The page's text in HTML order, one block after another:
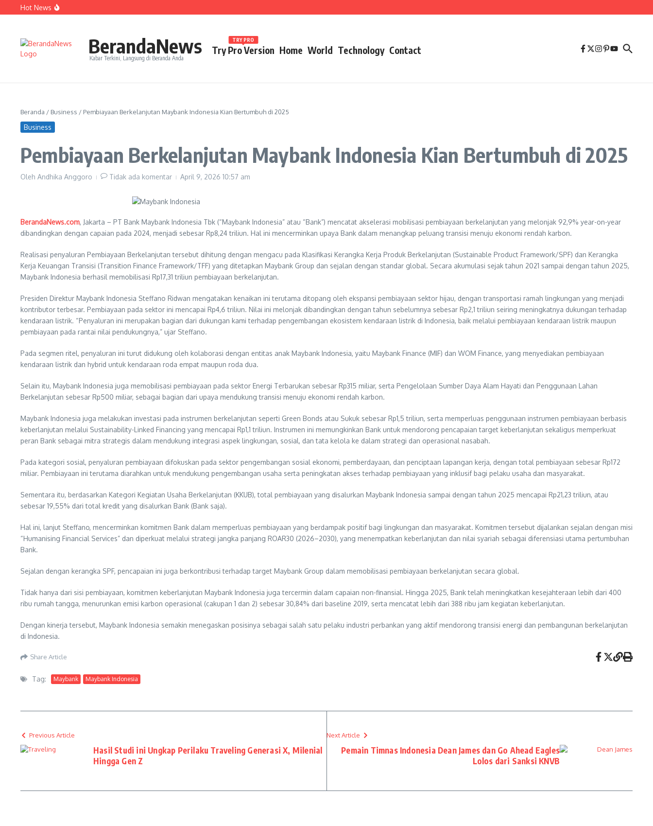
Lewati ke konten
Hot News
Janji Roberto Mancini usai Jadi Pelatih Timnas Italia
BerandaNews
Kabar Terkini, Langsung di Beranda Anda
Try Pro Version
TRY PRO
Home World Technology Contact
Beranda / Business / Pembiayaan Berkelanjutan Maybank Indonesia Kian Bertumbuh di 2025
Business
Pembiayaan Berkelanjutan Maybank Indonesia Kian Bertumbuh di 2025
Oleh Andhika Anggoro Tidak ada komentar April 9, 2026 10:57 am
BerandaNews.com, Jakarta – PT Bank Maybank Indonesia Tbk (“Maybank Indonesia” atau “Bank”) mencatat akselerasi mobilisasi pembiayaan berkelanjutan yang melonjak 92,9% year-on-year
dibandingkan dengan capaian pada 2024, menjadi sebesar Rp8,24 triliun. Hal ini mencerminkan upaya Bank dalam menangkap peluang transisi menuju ekonomi rendah karbon.
Realisasi penyaluran Pembiayaan Berkelanjutan tersebut dihitung dengan mengacu pada Klasifikasi Kerangka Kerja Produk Berkelanjutan (Sustainable Product Framework/SPF) dan Kerangka
Kerja Keuangan Transisi (Transition Finance Framework/TFF) yang ditetapkan Maybank Group dan sejalan dengan standar global. Secara akumulasi sejak tahun 2021 sampai dengan tahun 2025,
Maybank Indonesia berhasil memobilisasi Rp17,31 triliun pembiayaan berkelanjutan.
Presiden Direktur Maybank Indonesia Steffano Ridwan mengatakan kenaikan ini terutama ditopang oleh ekspansi pembiayaan sektor hijau, dengan transportasi ramah lingkungan yang menjadi
kontributor terbesar. Pembiayaan pada sektor ini mencapai Rp4,6 triliun. Nilai ini melonjak dibandingkan dengan tahun sebelumnya sebesar Rp2,1 triliun seiring meningkatnya dukungan terhadap
kendaraan listrik. “Penyaluran ini merupakan bagian dari dukungan kami terhadap pengembangan ekosistem kendaraan listrik di Indonesia, baik melalui pembiayaan kendaraan listrik maupun
pembiayaan pada rantai nilai pendukungnya,” ujar Steffano.
Pada segmen ritel, penyaluran ini turut didukung oleh kolaborasi dengan entitas anak Maybank Indonesia, yaitu Maybank Finance (MIF) dan WOM Finance, yang menyediakan pembiayaan
kendaraan listrik dan hybrid untuk kendaraan roda empat maupun roda dua.
Selain itu, Maybank Indonesia juga memobilisasi pembiayaan pada sektor Energi Terbarukan sebesar Rp315 miliar, serta Pengelolaan Sumber Daya Alam Hayati dan Penggunaan Lahan
Berkelanjutan sebesar Rp500 miliar, sebagai bagian dari upaya mendukung transisi menuju ekonomi rendah karbon.
Maybank Indonesia juga melakukan investasi pada instrumen berkelanjutan seperti Green Bonds atau Sukuk sebesar Rp1,5 triliun, serta memperluas penggunaan instrumen pembiayaan berbasis
keberlanjutan melalui Sustainability-Linked Financing yang mencapai Rp1,1 triliun. Instrumen ini memungkinkan Bank untuk mendorong pencapaian target keberlanjutan sekaligus memperkuat
peran Bank sebagai mitra strategis dalam mendukung integrasi aspek lingkungan, sosial, dan tata kelola ke dalam strategi dan operasional nasabah.
Pada kategori sosial, penyaluran pembiayaan difokuskan pada sektor pengembangan sosial ekonomi, pemberdayaan, dan penciptaan lapangan kerja, dengan total pembiayaan sebesar Rp172
miliar. Pembiayaan ini terutama diarahkan untuk mendukung pengembangan usaha serta peningkatan akses terhadap pembiayaan yang inklusif bagi pelaku usaha dan masyarakat.
Sementara itu, berdasarkan Kategori Kegiatan Usaha Berkelanjutan (KKUB), total pembiayaan yang disalurkan Maybank Indonesia sampai dengan tahun 2025 mencapai Rp21,23 triliun, atau
sebesar 19,55% dari total kredit yang disalurkan Bank (Bank saja).
Hal ini, lanjut Steffano, mencerminkan komitmen Bank dalam memperluas pembiayaan yang berdampak positif bagi lingkungan dan masyarakat. Komitmen tersebut dijalankan sejalan dengan misi
“Humanising Financial Services” dan diperkuat melalui strategi jangka panjang ROAR30 (2026–2030), yang menempatkan keberlanjutan dan nilai syariah sebagai diferensiasi utama pertumbuhan
Bank.
Sejalan dengan kerangka SPF, pencapaian ini juga berkontribusi terhadap target Maybank Group dalam memobilisasi pembiayaan berkelanjutan secara global.
Tidak hanya dari sisi pembiayaan, komitmen keberlanjutan Maybank Indonesia juga tercermin dalam capaian non-finansial. Hingga 2025, Bank telah meningkatkan kesejahteraan lebih dari 400
ribu rumah tangga, menurunkan emisi karbon operasional (cakupan 1 dan 2) sebesar 30,84% dari baseline 2019, serta mencatat lebih dari 388 ribu jam kegiatan keberlanjutan.
Dengan kinerja tersebut, Maybank Indonesia semakin menegaskan posisinya sebagai salah satu pelaku industri perbankan yang aktif mendorong transisi energi dan pembangunan berkelanjutan
di Indonesia.
Share Article
Tag: Maybank Maybank Indonesia
Previous Article
Hasil Studi ini Ungkap Perilaku Traveling Generasi X, Milenial
Hingga Gen Z
Next Article
Pemain Timnas Indonesia Dean James dan Go Ahead Eagles
Lolos dari Sanksi KNVB